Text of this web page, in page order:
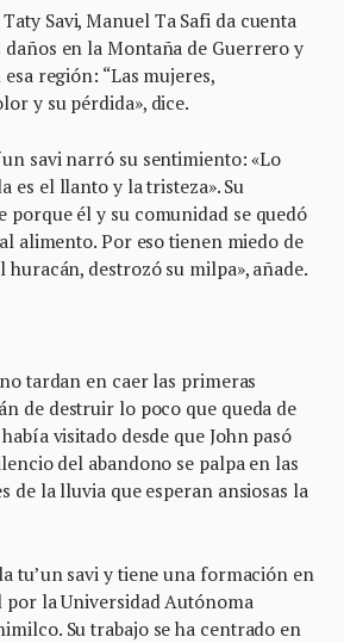
Savi, Manuel Ta Safi da cuenta
en la Montaña de Guerrero y
región: “Las mujeres,
y su pérdida», dice.
savi narró su sentimiento: «Lo
es el llanto y la tristeza». Su
porque él y su comunidad se quedó
alimento. Por eso tienen miedo de
huracán, destrozó su milpa», añade.
tardan en caer las primeras
de destruir lo poco que queda de
visitado desde que John pasó
del abandono se palpa en las
de la lluvia que esperan ansiosas la
tu’un savi y tiene una formación en
la Universidad Autónoma
Su trabajo se ha centrado en